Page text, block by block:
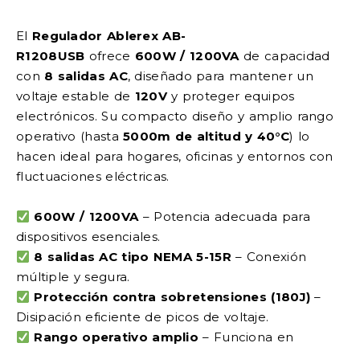
El Regulador Ablerex AB-
R1208USB ofrece 600W / 1200VAde capacidad
con 8 salidas AC, diseñado para mantener un
voltaje estable de 120Vy proteger equipos
electrónicos. Su compacto diseño y amplio rango
operativo (hasta5000m de altitud y 40°C) lo
hacen ideal para hogares, oficinas y entornos con
fluctuaciones eléctricas.
600W / 1200VA– Potencia adecuada para
dispositivos esenciales.
8 salidas AC tipo NEMA 5-15R – Conexión
múltiple y segura.
Protección contra sobretensiones (180J) –
Disipación eficiente de picos de voltaje.
Rango operativo amplio – Funciona en